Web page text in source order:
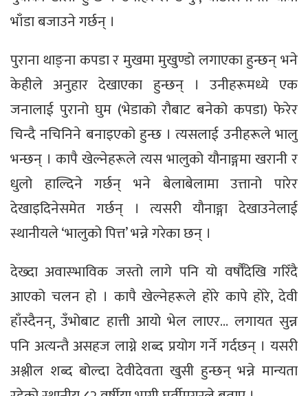
भाँडा बजाउने गर्छन् ।
पुराना थाङ्ना कपडा र मुखमा मुखुण्डो लगाएका हुन्छन् भने
केहीले अनुहार देखाएका हुन्छन् । उनीहरूमध्ये एक
जनालाई पुरानो घुम (भेडाको रौबाट बनेको कपडा) फेरेर
चिन्दै नचिनिने बनाइएको हुन्छ । त्यसलाई उनीहरूले भालु
भन्छन् । कापै खेल्नेहरूले त्यस भालुको यौनाङ्गमा खरानी र
धुलो हाल्दिने गर्छन् भने बेलाबेलामा उत्तानो पारेर
देखाइदिनेसमेत गर्छन् । त्यसरी यौनाङ्गा देखाउनेलाई
स्थानीयले ‘भालुको पित्त’ भन्ने गरेका छन् ।
देख्दा अवास्भाविक जस्तो लागे पनि यो वर्षौँदेखि गरिँदै
आएको चलन हो । कापै खेल्नेहरूले होरे कापे होरे, देवी
हाँस्दैनन्, उँभोबाट हात्ती आयो भेल लाएर… लगायत सुन्न
पनि अत्यन्तै असहज लाग्ने शब्द प्रयोग गर्ने गर्दछन् । यसरी
अश्लील शब्द बोल्दा देवीदेवता खुसी हुन्छन् भन्ने मान्यता